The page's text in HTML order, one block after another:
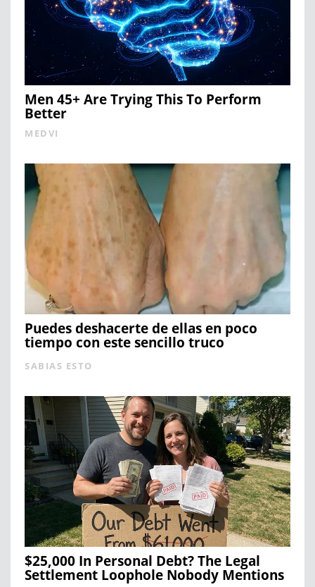
Men 45+ Are Trying This To Perform
Better
MEDVI
Puedes deshacerte de ellas en poco
tiempo con este sencillo truco
SABIAS ESTO
$25,000 In Personal Debt? The Legal
Settlement Loophole Nobody Mentions